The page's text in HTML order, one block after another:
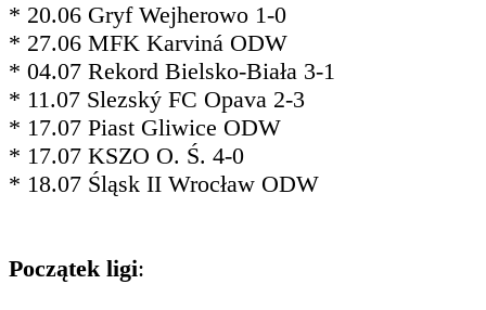
* 20.06 Gryf Wejherowo 1-0
* 27.06 MFK Karviná ODW
* 04.07 Rekord Bielsko-Biała 3-1
* 11.07 Slezský FC Opava 2-3
* 17.07 Piast Gliwice ODW
* 17.07 KSZO O. Ś. 4-0
* 18.07 Śląsk II Wrocław ODW
Początek ligi: